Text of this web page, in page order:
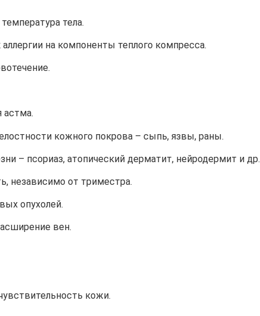
тела.
на компоненты теплого компресса.
астма.
кожного покрова – сыпь, язвы, раны.
– псориаз, атопический дерматит, нейродермит и др.
независимо от триместра.
опухолей.
вен.
кожи.